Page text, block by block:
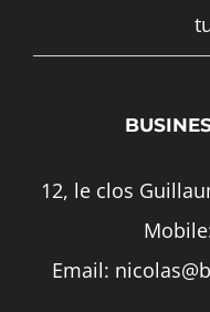
12, le clos
Email: